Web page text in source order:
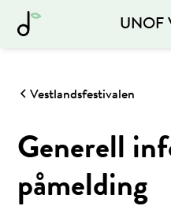
UNOF
Vestlandsfestivalen
Generell
påmelding